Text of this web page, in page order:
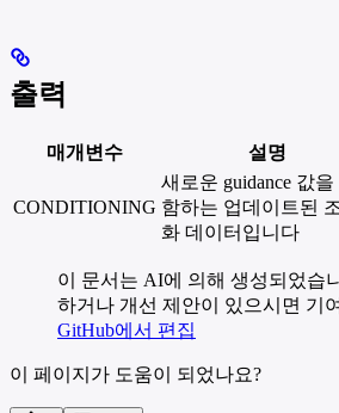
출력
매개변수 설명
CONDITIONING
새로운 guidance 값을
함하는 업데이트된
화 데이터입니다
이 문서는 AI에 의해 생성되었습
하거나 개선 제안이 있으시면 기
GitHub에서 편집
이 페이지가 도움이 되었나요?